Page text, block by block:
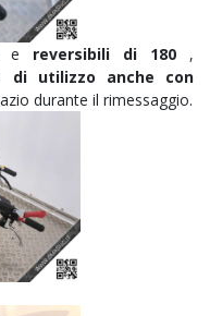
e reversibili di 180,
di utilizzo anche con
durante il rimessaggio.